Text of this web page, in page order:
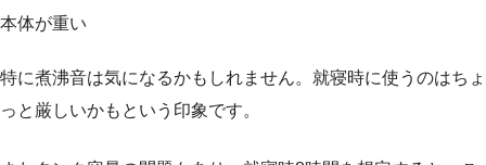
本体が重い
特に煮沸音は気になるかもしれません。就寝時に使うのはちょ
っと厳しいかもという印象です。